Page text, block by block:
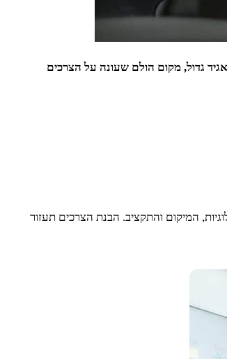
גדול, מקום הולם שעונה על הצרכים
המיקום והתקציב. הבנת הצרכים תעזור